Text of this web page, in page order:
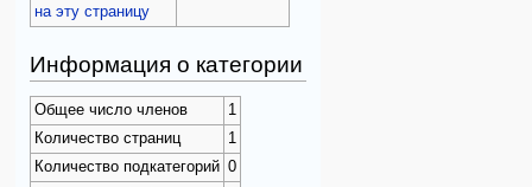
на эту страницу
Информация о категории
Общее число членов
1
Количество страниц
1
Количество подкатегорий 0